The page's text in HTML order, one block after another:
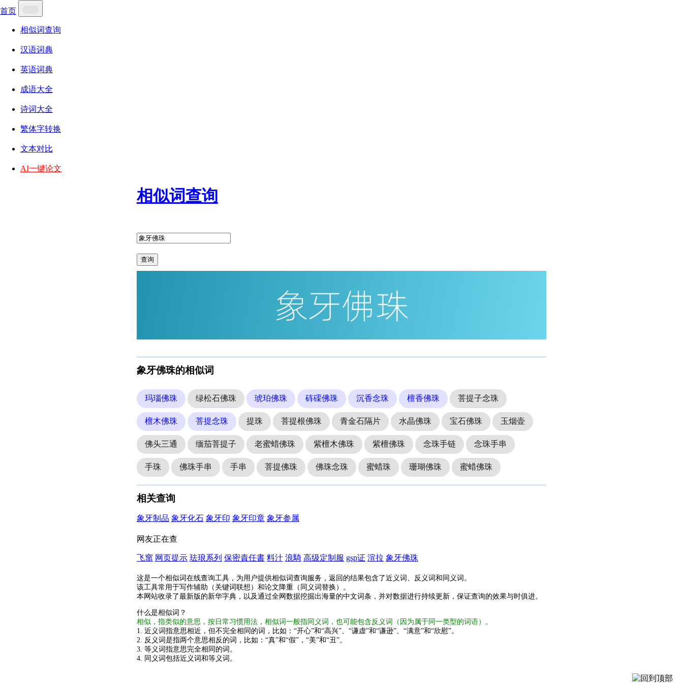
首页
相似词查询
汉语词典
英语词典
成语大全
诗词大全
繁体字转换
文本对比
AI一键论文
相似词查询
查询
象牙佛珠的相似词
玛瑙佛珠 绿松石佛珠 琥珀佛珠 砗磲佛珠 沉香念珠 檀香佛珠 菩提子念珠
檀木佛珠 菩提念珠 提珠 菩提根佛珠 青金石隔片 水晶佛珠 宝石佛珠 玉烟壶
佛头三通 缅茄菩提子 老蜜蜡佛珠 紫檀木佛珠 紫檀佛珠 念珠手链 念珠手串
手珠 佛珠手串 手串 菩提佛珠 佛珠念珠 蜜蜡珠 珊瑚佛珠 蜜蜡佛珠
相关查询
象牙制品 象牙化石 象牙印 象牙印章 象牙参属
网友正在查
飞窜 网页提示 珐琅系列 保密責任書 料汁 浪騎 高级定制服 gsp证 渲拉 象牙佛珠
这是一个相似词在线查询工具，为用户提供相似词查询服务，返回的结果包含了近义词、反义词和同义词。
该工具常用于写作辅助（关键词联想）和论文降重（同义词替换）。
本网站收录了最新版的新华字典，以及通过全网数据挖掘出海量的中文词条，并对数据进行持续更新，保证查询的效果与时俱进。
什么是相似词？
相似，指类似的意思，按日常习惯用法，相似词一般指同义词，也可能包含反义词（因为属于同一类型的词语）。
1. 近义词指意思相近，但不完全相同的词，比如：“开心”和“高兴”、“谦虚”和“谦逊”、“满意”和“欣慰”。
2. 反义词是指两个意思相反的词，比如：“真”和“假”，“美”和“丑”。
3. 等义词指意思完全相同的词。
4. 同义词包括近义词和等义词。